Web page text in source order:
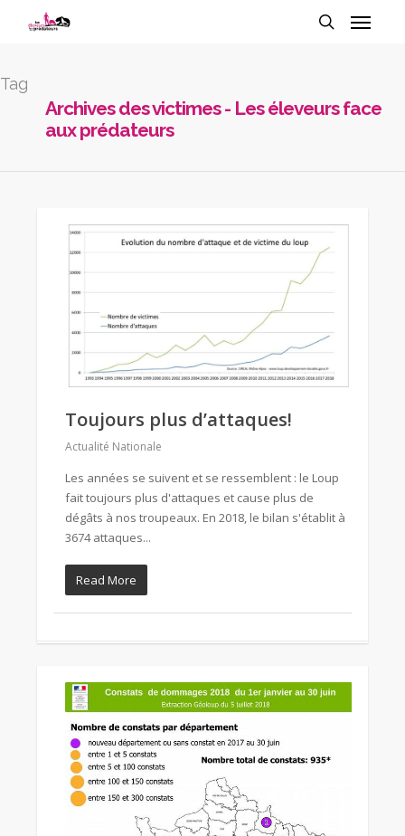
Tag
Archives des victimes - Les éleveurs face
aux prédateurs
Toujours plus d’attaques!
Actualité Nationale
Les années se suivent et se ressemblent : le Loup
fait toujours plus d'attaques et cause plus de
dégâts à nos troupeaux. En 2018, le bilan s'établit à
3674 attaques...
Read More